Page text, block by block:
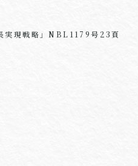
実現戦略」NBL1179号23頁